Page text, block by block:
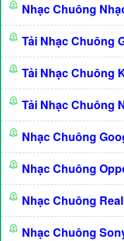
Nhạc Chuông
Tải Nhạc Chuông
Tải Nhạc Chuông
Tải Nhạc Chuông
Nhạc Chuông
Nhạc Chuông
Nhạc Chuông
Nhạc Chuông